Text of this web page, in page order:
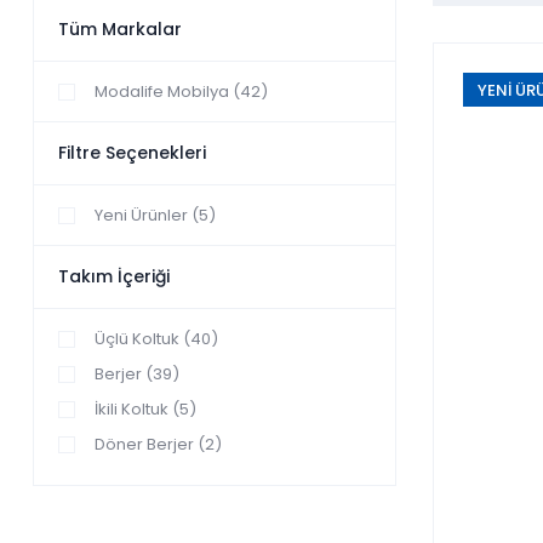
Tüm Markalar
Modalife Mobilya (42)
Filtre Seçenekleri
Yeni Ürünler (5)
Takım İçeriği
Üçlü Koltuk (40)
Berjer (39)
İkili Koltuk (5)
Döner Berjer (2)
YENİ